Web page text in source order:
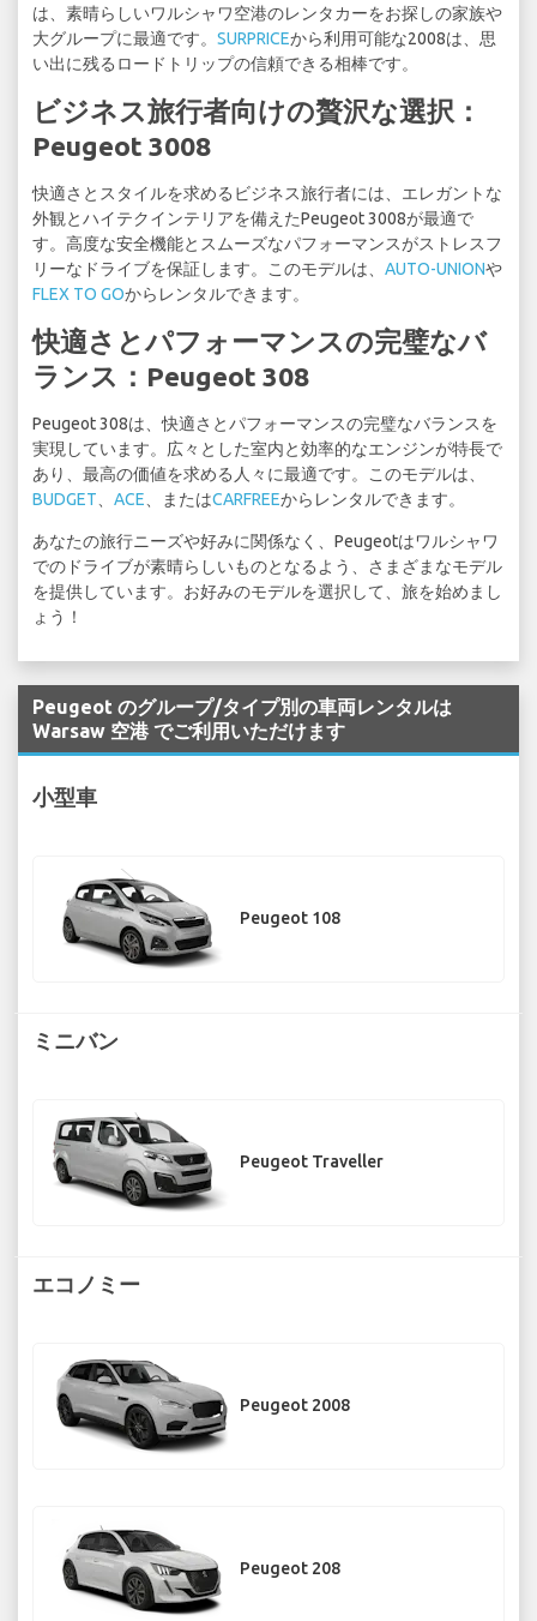
は、素晴らしいワルシャワ空港のレンタカーをお探しの家族や
大グループに最適です。 SURPRICEから利用可能な2008は、思
い出に残るロードトリップの信頼できる相棒です。
ビジネス旅行者向けの贅沢な選択：
Peugeot 3008
快適さとスタイルを求めるビジネス旅行者には、エレガントな
外観とハイテクインテリアを備えたPeugeot 3008が最適で
す。高度な安全機能とスムーズなパフォーマンスがストレスフ
リーなドライブを保証します。このモデルは、 AUTO-UNIONや
FLEX TO GOからレンタルできます。
快適さとパフォーマンスの完璧なバ
ランス：Peugeot 308
Peugeot 308は、快適さとパフォーマンスの完璧なバランスを
実現しています。広々とした室内と効率的なエンジンが特長で
あり、最高の価値を求める人々に最適です。このモデルは、
BUDGET
ACE 、またはCARFREEからレンタルできます。
あなたの旅行ニーズや好みに関係なく、Peugeotはワルシャワ
でのドライブが素晴らしいものとなるよう、さまざまなモデル
を提供しています。お好みのモデルを選択して、旅を始めまし
ょう！
Peugeot のグループ/タイプ別の車両レンタルは
Warsaw 空港 でご利用いただけます
小型車
Peugeot 108
ミニバン
Peugeot Traveller
エコノミー
Peugeot 2008
Peugeot 208